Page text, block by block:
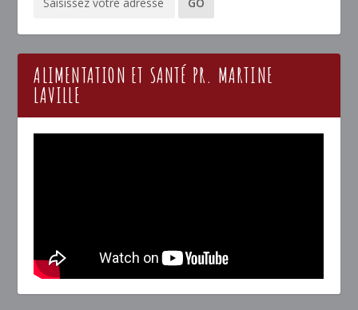
ALIMENTATION ET SANTÉ PR. MARTINE
LAVILLE